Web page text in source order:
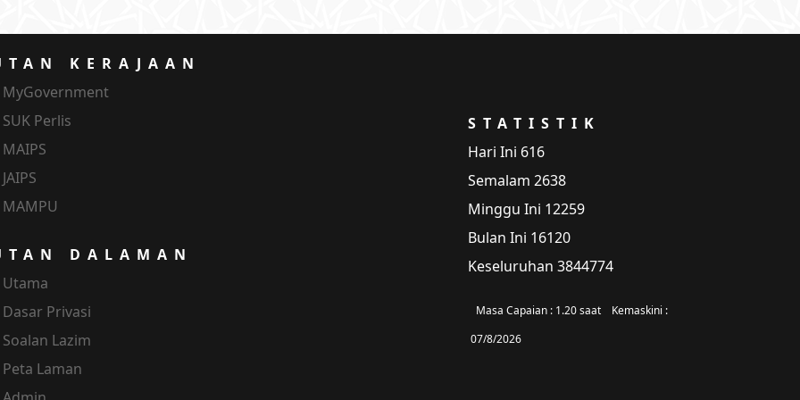
KERAJAAN
MyGovernment
SUK Perlis
MAIPS
JAIPS
MAMPU
DALAMAN
Utama
Dasar Privasi
Soalan Lazim
Peta Laman
STATISTIK
Hari Ini 616
Semalam 2638
Minggu Ini 12259
Bulan Ini 16120
Keseluruhan 3844774
Masa Capaian : 1.20 saat Kemaskini :
07/8/2026